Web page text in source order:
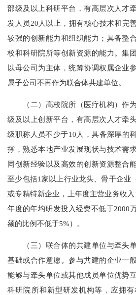
部级及以上科研平台，有高层次人才
发人员20人以上，拥有核心技术和完
较强的创新能力和组织能力；具备整
校和科研院所等创新资源的能力。集
以母公司为主体，统筹协调权属企业
属子公司不再作为联合体共建单位。
（二）高校院所（医疗机构）作为
级及以上创新平台，有高层次人才牵
级职称人员不少于10人，具备深厚的
撑，熟悉本地产业发展现状与技术需
同创新经验以及高效的创新资源整合
至少包括1家以上行业龙头、骨干企业
或专精特新企业，上年度主营业务收
年度的年均研发投入经费不低于2000
额的比例不低于5%）。
（三）联合体的共建单位与牵头单
基础或合作意愿。参与共建的企业一
能够与牵头单位或其他成员单位优势
科研院所和新型研发机构等，应拥